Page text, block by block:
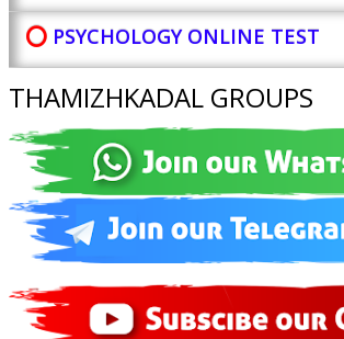
⭕ PSYCHOLOGY ONLINE TEST
THAMIZHKADAL GROUPS